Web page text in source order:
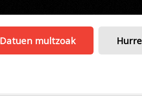
Datuen multzoak